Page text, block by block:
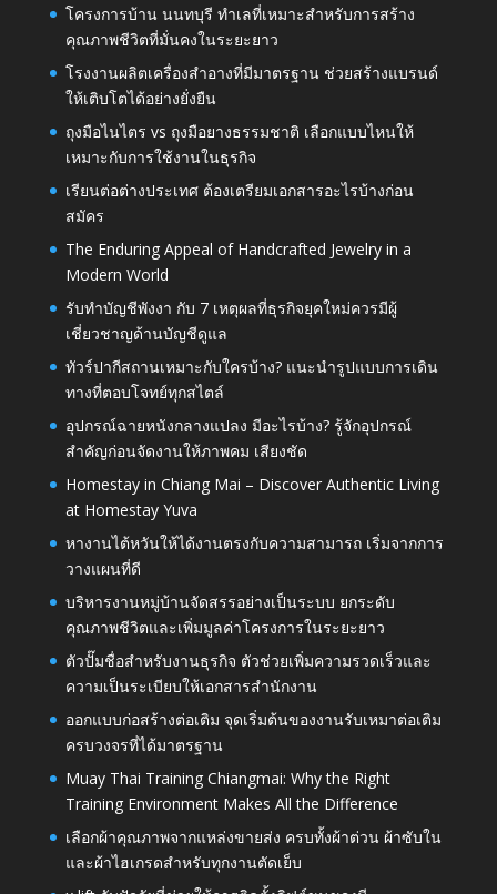
โครงการบ้าน นนทบุรี ทำเลที่เหมาะสำหรับการสร้าง
คุณภาพชีวิตที่มั่นคงในระยะยาว
โรงงานผลิตเครื่องสำอางที่มีมาตรฐาน ช่วยสร้างแบรนด์
ให้เติบโตได้อย่างยั่งยืน
ถุงมือไนไตร vs ถุงมือยางธรรมชาติ เลือกแบบไหนให้
เหมาะกับการใช้งานในธุรกิจ
เรียนต่อต่างประเทศ ต้องเตรียมเอกสารอะไรบ้างก่อน
สมัคร
The Enduring Appeal of Handcrafted Jewelry in a
Modern World
รับทำบัญชีพังงา กับ 7 เหตุผลที่ธุรกิจยุคใหม่ควรมีผู้
เชี่ยวชาญด้านบัญชีดูแล
ทัวร์ปากีสถานเหมาะกับใครบ้าง? แนะนำรูปแบบการเดิน
ทางที่ตอบโจทย์ทุกสไตล์
อุปกรณ์ฉายหนังกลางแปลง มีอะไรบ้าง? รู้จักอุปกรณ์
สำคัญก่อนจัดงานให้ภาพคม เสียงชัด
Homestay in Chiang Mai – Discover Authentic Living
at Homestay Yuva
หางานไต้หวันให้ได้งานตรงกับความสามารถ เริ่มจากการ
วางแผนที่ดี
บริหารงานหมู่บ้านจัดสรรอย่างเป็นระบบ ยกระดับ
คุณภาพชีวิตและเพิ่มมูลค่าโครงการในระยะยาว
ตัวปั๊มชื่อสำหรับงานธุรกิจ ตัวช่วยเพิ่มความรวดเร็วและ
ความเป็นระเบียบให้เอกสารสำนักงาน
ออกแบบก่อสร้างต่อเติม จุดเริ่มต้นของงานรับเหมาต่อเติม
ครบวงจรที่ได้มาตรฐาน
Muay Thai Training Chiangmai: Why the Right
Training Environment Makes All the Difference
เลือกผ้าคุณภาพจากแหล่งขายส่ง ครบทั้งผ้าต่วน ผ้าซับใน
และผ้าไฮเกรดสำหรับทุกงานตัดเย็บ